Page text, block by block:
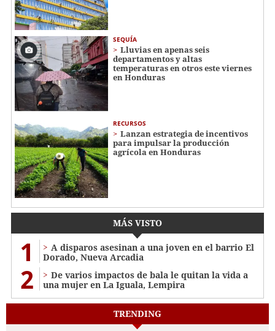
SEQUÍA
Lluvias en apenas seis
departamentos y altas
temperaturas en otros este viernes
en Honduras
RECURSOS
Lanzan estrategia de incentivos
para impulsar la producción
agrícola en Honduras
MÁS VISTO
1
A disparos asesinan a una joven en el barrio El
Dorado, Nueva Arcadia
2
De varios impactos de bala le quitan la vida a
una mujer en La Iguala, Lempira
TRENDING